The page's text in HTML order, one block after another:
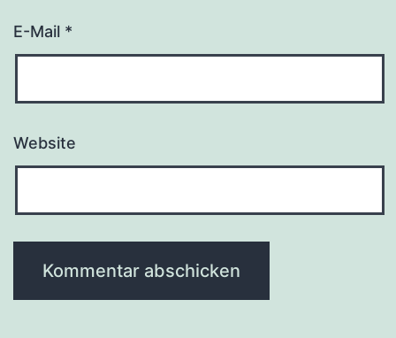
E-Mail *
Website